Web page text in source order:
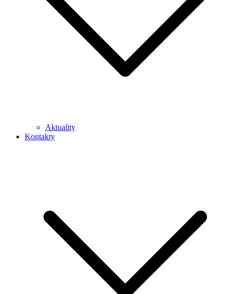
Aktuality
Kontakty